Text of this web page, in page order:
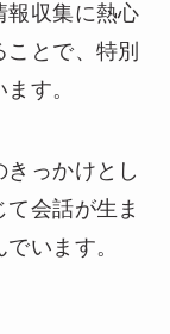
報収集に熱心
とで、特別
す。
っかけとし
会話が生ま
います。